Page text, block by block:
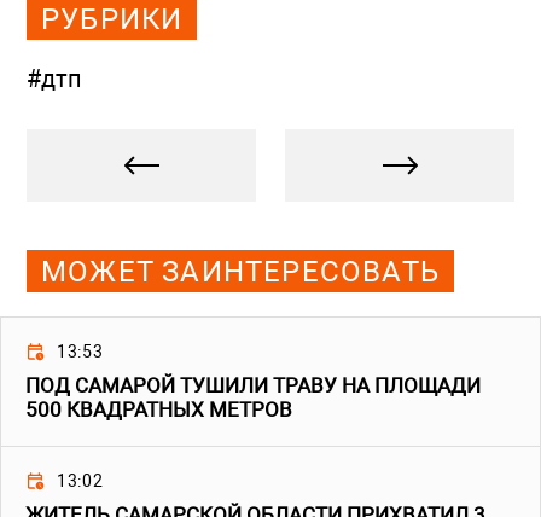
РУБРИКИ
#дтп
МОЖЕТ ЗАИНТЕРЕСОВАТЬ
13:53
ПОД САМАРОЙ ТУШИЛИ ТРАВУ НА ПЛОЩАДИ
500 КВАДРАТНЫХ МЕТРОВ
13:02